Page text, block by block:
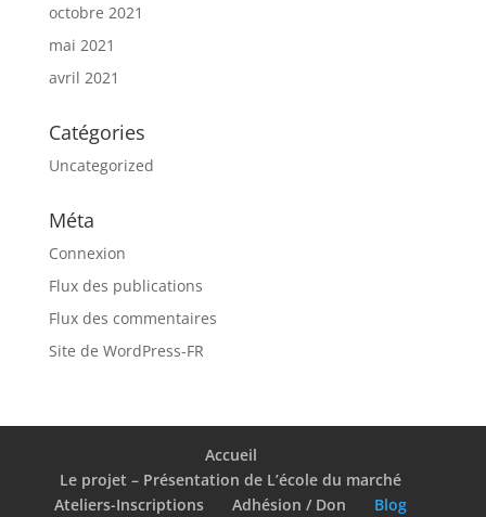
octobre 2021
mai 2021
avril 2021
Catégories
Uncategorized
Méta
Connexion
Flux des publications
Flux des commentaires
Site de WordPress-FR
Accueil
Le projet – Présentation de L’école du marché
Ateliers-Inscriptions
Adhésion / Don Blog